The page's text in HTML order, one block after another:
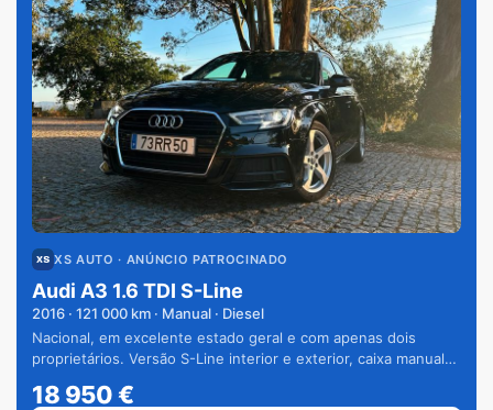
XS AUTO · ANÚNCIO PATROCINADO
Audi A3 1.6 TDI S-Line
2016 · 121 000 km · Manual · Diesel
Nacional, em excelente estado geral e com apenas dois
proprietários. Versão S-Line interior e exterior, caixa manual
18 950€